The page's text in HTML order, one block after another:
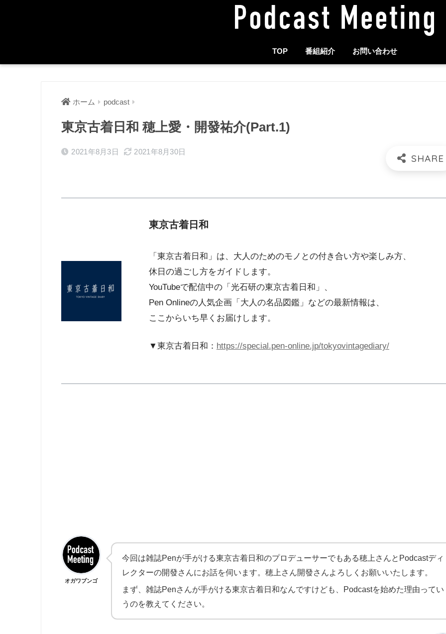
TOP 番組紹介 お問い合わせ
ホーム podcast
東京古着日和 穂上愛・開發祐介(Part.1)
2021年8月3日 2021年8月30日
東京古着日和
「東京古着日和」は、大人のためのモノとの付き合い方や楽しみ方、
休日の過ごし方をガイドします。
YouTubeで配信中の「光石研の東京古着日和」、
Pen Onlineの人気企画「大人の名品図鑑」などの最新情報は、
ここからいち早くお届けします。
▼東京古着日和： https://special.pen-online.jp/tokyovintagediary/
オガワブンゴ
今回は雑誌Penが手がける東京古着日和のプロデューサーでもある穂上さんとPodcastディ
レクターの開發さんにお話を伺います。穂上さん開發さんよろしくお願いいたします。
まず、雑誌Penさんが手がける東京古着日和なんですけども、Podcastを始めた理由ってい
うのを教えてください。